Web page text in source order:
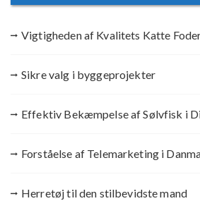
Vigtigheden af Kvalitets Katte
Sikre valg i byggeprojekter
Effektiv Bekæmpelse af Sølvfisk i
Forståelse af Telemarketing i
Herretøj til den stilbevidste mand